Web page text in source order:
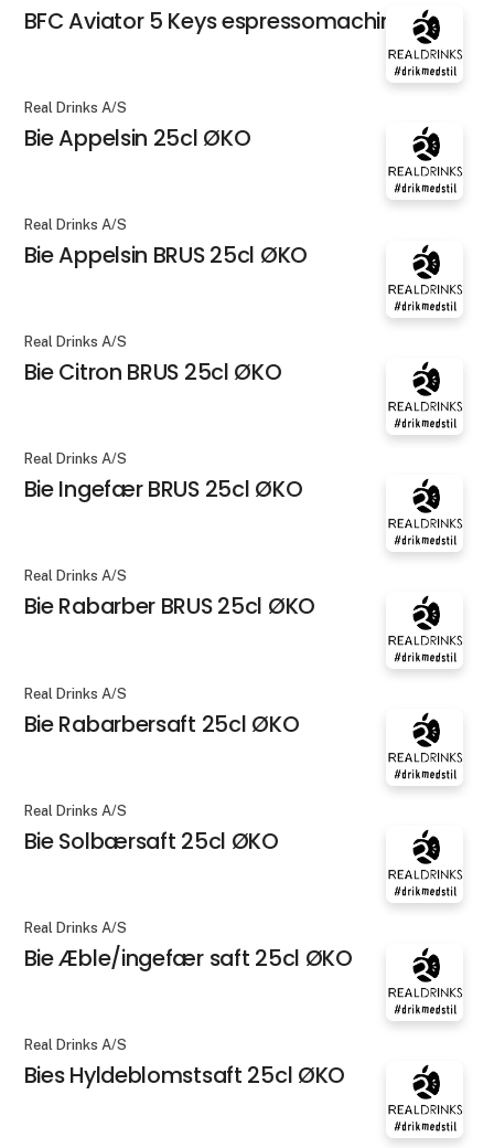
BFC Aviator 5 Keys espressomachine
Real Drinks A/S
Bie Appelsin 25cl ØKO
Real Drinks A/S
Bie Appelsin BRUS 25cl ØKO
Real Drinks A/S
Bie Citron BRUS 25cl ØKO
Real Drinks A/S
Bie Ingefær BRUS 25cl ØKO
Real Drinks A/S
Bie Rabarber BRUS 25cl ØKO
Real Drinks A/S
Bie Rabarbersaft 25cl ØKO
Real Drinks A/S
Bie Solbærsaft 25cl ØKO
Real Drinks A/S
Bie Æble/ingefær saft 25cl ØKO
Real Drinks A/S
Bies Hyldeblomstsaft 25cl ØKO